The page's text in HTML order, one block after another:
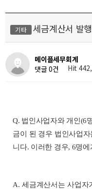
기타 세금계산서 발
메이플세무회계
댓글 0건
Hit
Q. 법인사업자와 개인(6
금이 된 경우 법인사업
니다. 이러한 경우, 6명
A. 세금계산서는 사업